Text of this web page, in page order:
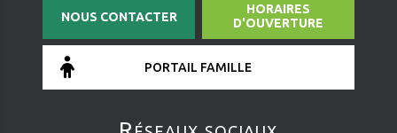
NOUS CONTACTER
HORAIRES
D'OUVERTURE
PORTAIL FAMILLE